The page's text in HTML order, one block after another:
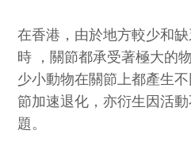
在香港，由於地方較少和
時 ，關節都承受著極大的
少小動物在關節上都產生
節加速退化，亦衍生因活
題。